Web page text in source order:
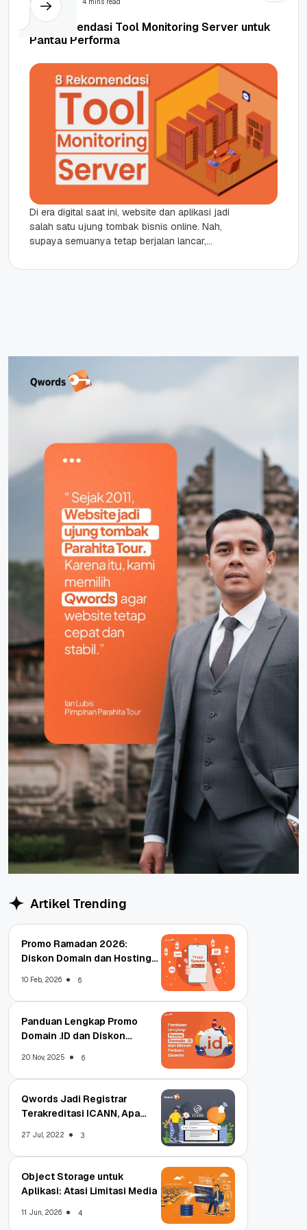
8 Rekomendasi Tool Monitoring Server untuk
Pantau Performa
Di era digital saat ini, website dan aplikasi jadi
salah satu ujung tombak bisnis online. Nah,
supaya semuanya tetap berjalan lancar,
Artikel Trending
Promo Ramadan 2026:
Diskon Domain dan Hosting
10 Feb, 2026 6
Panduan Lengkap Promo
Domain .ID dan Diskon
20 Nov, 2025 6
Qwords Jadi Registrar
Terakreditasi ICANN, Apa
27 Jul, 2022 3
Object Storage untuk
Aplikasi: Atasi Limitasi Media
11 Jun, 2026 4